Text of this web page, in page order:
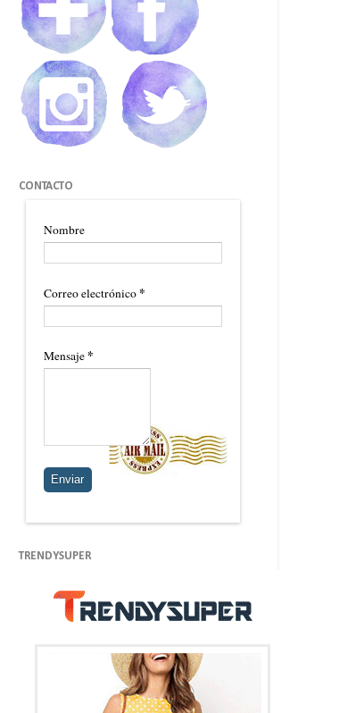
CONTACTO
Nombre
Correo electrónico*
Mensaje*
TRENDYSUPER